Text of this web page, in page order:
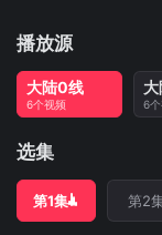
播放源
大陆0线
6个视频 6
选集
第1集 第2